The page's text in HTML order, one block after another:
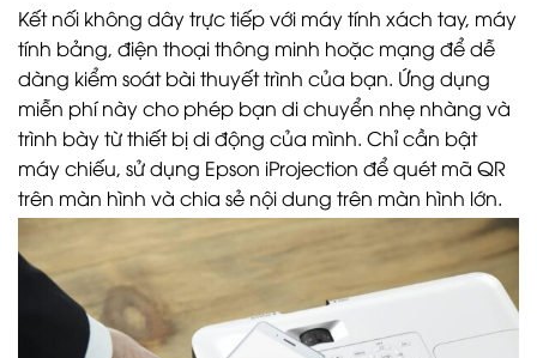
Kết nối không dây trực tiếp với máy tính xách tay, máy
tính bảng, điện thoại thông minh hoặc mạng để dễ
dàng kiểm soát bài thuyết trình của bạn. Ứng dụng
miễn phí này cho phép bạn di chuyển nhẹ nhàng và
trình bày từ thiết bị di động của mình. Chỉ cần bật
máy chiếu, sử dụng Epson iProjection để quét mã QR
trên màn hình và chia sẻ nội dung trên màn hình lớn.